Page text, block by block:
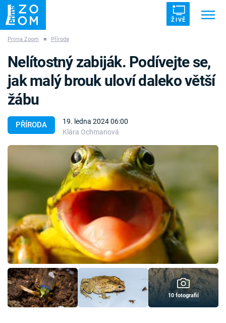
ŽIVĚ
ZÁHADY VETŘELCI DÁVNOVĚKU
Témata
TV Program
Časopis
Sledujte prima+
Přihlášení
Prima Zoom ■ Příroda
PŘÍRODA
19. ledna 2024 06:00
Klára Ochmanová
Nelítostný zabiják. Podívejte se,
jak malý brouk uloví daleko větší
žábu
10 fotografií